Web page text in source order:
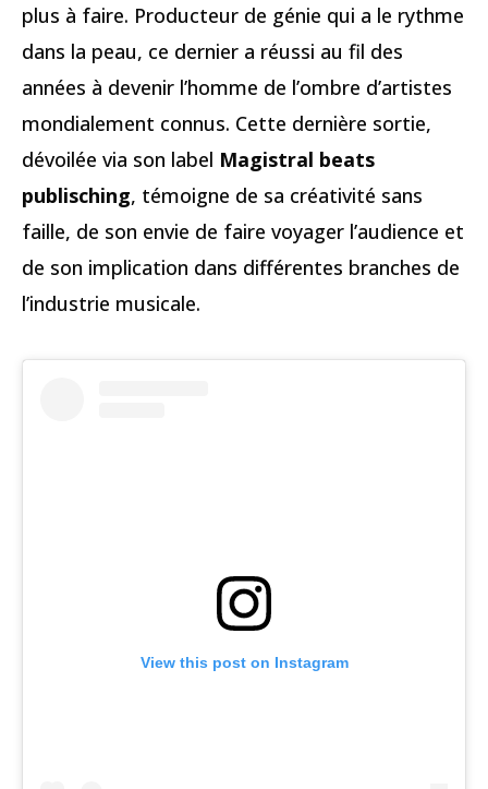
plus à faire. Producteur de génie qui a le rythme
dans la peau, ce dernier a réussi au fil des
années à devenir l’homme de l’ombre d’artistes
mondialement connus. Cette dernière sortie,
dévoilée via son label Magistral beats
publisching, témoigne de sa créativité sans
faille, de son envie de faire voyager l’audience et
de son implication dans différentes branches de
l’industrie musicale.
View this post on Instagram